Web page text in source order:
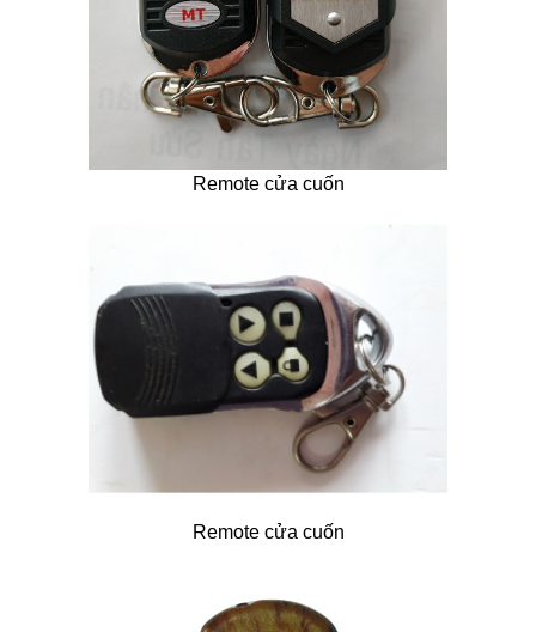
Remote cửa cuốn
Remote cửa cuốn